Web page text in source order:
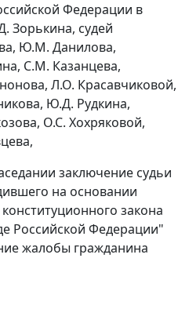
Федерации в
Зорькина, судей
Ю.М. Данилова,
С.М. Казанцева,
Л.О. Красавчиковой,
Ю.Д. Рудкина,
О.С. Хохряковой,
заключение судьи
на основании
закона
Российской Федерации"
жалобы гражданина